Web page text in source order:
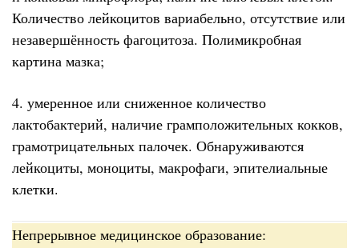
Количество лейкоцитов вариабельно, отсутствие или
незавершённость фагоцитоза. Полимикробная
картина мазка;
4. умеренное или сниженное количество
лактобактерий, наличие грамположительных кокков,
грамотрицательных палочек. Обнаруживаются
лейкоциты, моноциты, макрофаги, эпителиальные
клетки.
Непрерывное медицинское образование: